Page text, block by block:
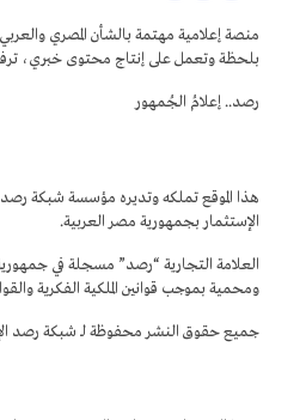
منصة إعلامية مهتمة بالشأن المصري
بلحظة وتعمل على إنتاج محتوى خبري،
رصد.. إعلامُ الجُمهور
هذا الموقع تملكه وتديره مؤسسة شبكة رصد
الإستثمار بجمهورية مصر العربية.
العلامة التجارية “رصد” مسجلة في
ومحمية بموجب قوانين الملكية الفكرية
جميع حقوق النشر محفوظة لـ شبكة رصد الإخبارية